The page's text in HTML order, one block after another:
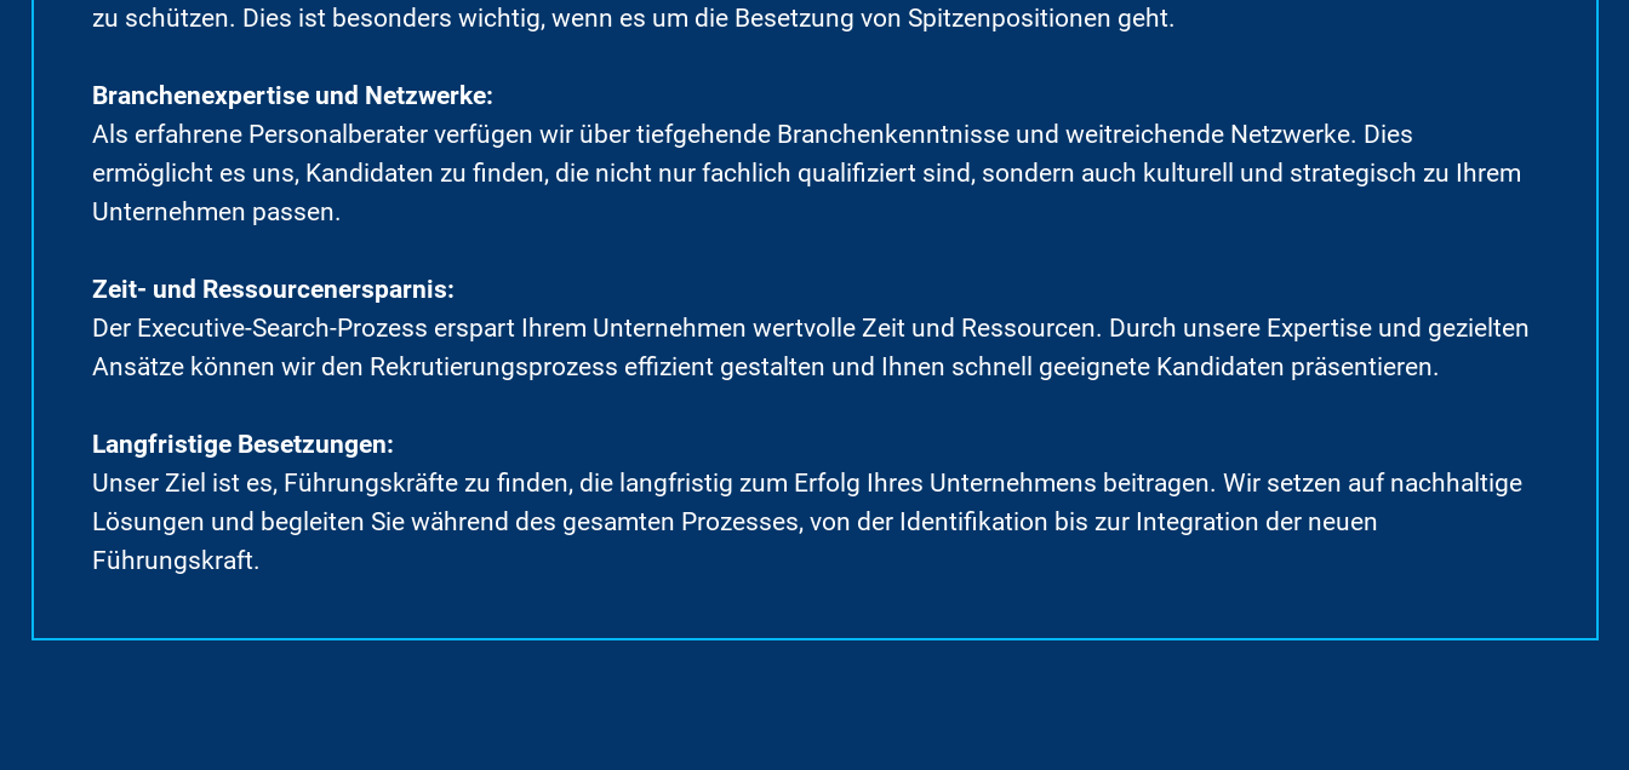
zu schützen. Dies ist besonders wichtig, wenn es um die Besetzung von Spitzenpositionen geht.
Branchenexpertise und Netzwerke:
Als erfahrene Personalberater verfügen wir über tiefgehende Branchenkenntnisse und weitreichende Netzwerke. Dies
ermöglicht es uns, Kandidaten zu finden, die nicht nur fachlich qualifiziert sind, sondern auch kulturell und strategisch zu Ihrem
Unternehmen passen.
Zeit- und Ressourcenersparnis:
Der Executive-Search-Prozess erspart Ihrem Unternehmen wertvolle Zeit und Ressourcen. Durch unsere Expertise und gezielten
Ansätze können wir den Rekrutierungsprozess effizient gestalten und Ihnen schnell geeignete Kandidaten präsentieren.
Langfristige Besetzungen:
Unser Ziel ist es, Führungskräfte zu finden, die langfristig zum Erfolg Ihres Unternehmens beitragen. Wir setzen auf nachhaltige
Lösungen und begleiten Sie während des gesamten Prozesses, von der Identifikation bis zur Integration der neuen
Führungskraft.